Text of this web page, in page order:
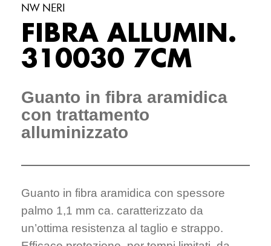
NW NERI
FIBRA ALLUMIN.
310030 7CM
Guanto in fibra aramidica
con trattamento
alluminizzato
Guanto in fibra aramidica con spessore
palmo 1,1 mm ca. caratterizzato da
un’ottima resistenza al taglio e strappo.